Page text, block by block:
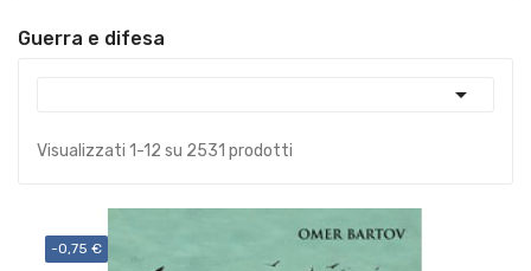
Guerra e difesa

Visualizzati 1-12 su 2531 prodotti
-0,75 €